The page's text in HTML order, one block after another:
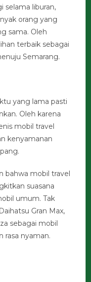
selama liburan,
orang yang
sama. Oleh
terbaik sebagai
Semarang.
yang lama pasti
Oleh karena
mobil travel
kenyamanan
bahwa mobil travel
suasana
umum. Tak
Gran Max,
sebagai mobil
rasa nyaman.